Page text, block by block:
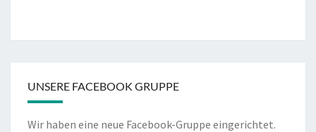
UNSERE FACEBOOK GRUPPE
Wir haben eine neue Facebook-Gruppe eingerichtet.